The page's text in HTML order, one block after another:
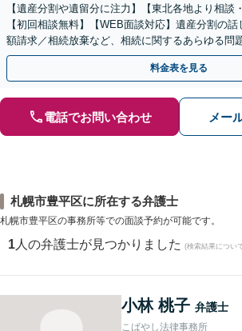
【遺産分割や遺留分に注力】【東北各地より相談
【初回相談無料】【WEB面談対応】遺産分割の
額請求／相続放棄など、相続に関するあらゆる問
事情やご意向を丁寧にお聞きし、有利な解決を目
料金表を見る
電話でお問い合わせ メー
札幌市豊平区に所在する弁護士
札幌市豊平区の事務所等での面談予約が可能です。
1 人の弁護士が見つかりました (検索結果につい
小林 桃子 弁護士
こばやし法律事務所